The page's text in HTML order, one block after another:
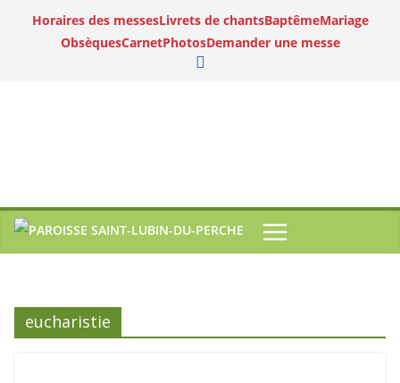
Horaires des messesLivrets de chantsBaptêmeMariage
ObsèquesCarnetPhotosDemander une messe
eucharistie